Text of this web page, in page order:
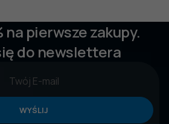
na pierwsze zakupy.
do newslettera
WYŚLIJ